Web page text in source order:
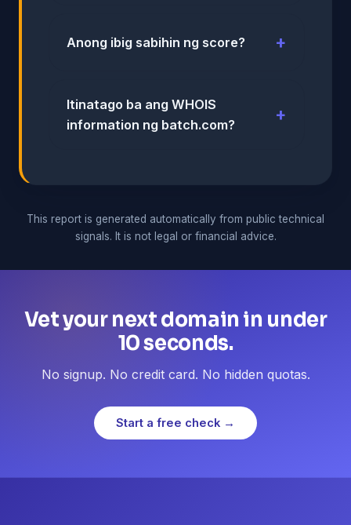
Anong ibig sabihin ng score?
Itinatago ba ang WHOIS
information ng batch.com?
This report is generated automatically from public technical
signals. It is not legal or financial advice.
Vet your next domain in under
10 seconds.
No signup. No credit card. No hidden quotas.
Start a free check →